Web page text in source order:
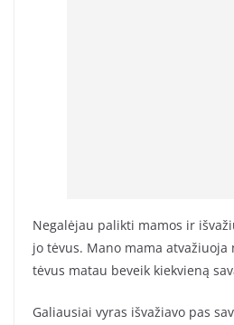
Negalėjau palikti mamos ir
jo tėvus. Mano mama
tėvus matau beveik kiekvieną
Galiausiai vyras išvažiavo pas